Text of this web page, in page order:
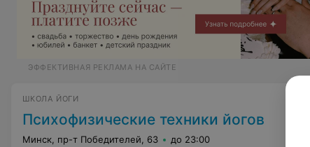
ЭФФЕКТИВНАЯ РЕКЛАМА НА САЙТЕ
ШКОЛА ЙОГИ
Психофизические техники йогов
Минск, пр-т Победителей, 63 до 23:00